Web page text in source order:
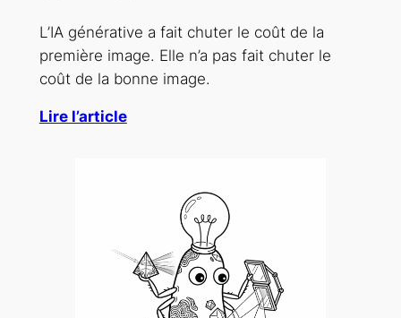
L’IA générative a fait chuter le coût de la
première image. Elle n’a pas fait chuter le
coût de la bonne image.
Lire l’article